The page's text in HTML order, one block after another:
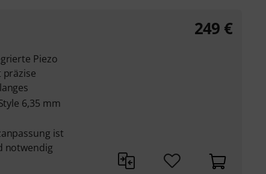
Piezo
6,35 mm
ist
notwendig
249 €